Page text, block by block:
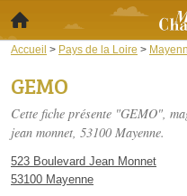
Accueil > Pays de la Loire >
GEMO
Cette fiche présente "GEMO",
jean monnet, 53100 Mayenne.
523 Boulevard Jean Monnet
53100 Mayenne